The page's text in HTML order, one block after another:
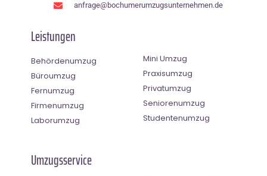
anfrage@bochumerumzugsunternehmen.de
Leistungen
Behördenumzug
Büroumzug
Fernumzug
Firmenumzug
Laborumzug
Mini Umzug
Praxisumzug
Privatumzug
Seniorenumzug
Studentenumzug
Umzugsservice